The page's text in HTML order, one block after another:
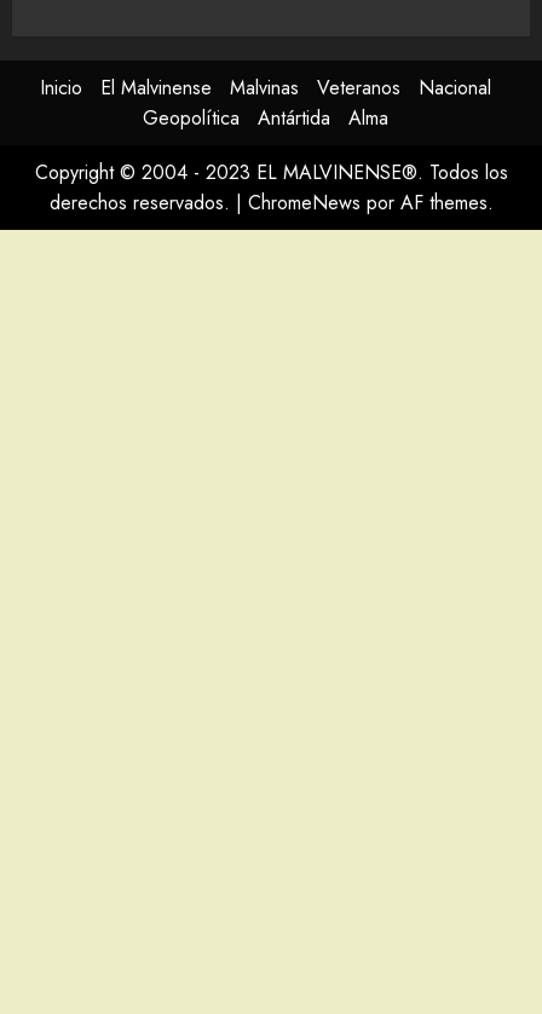
Inicio El Malvinense Malvinas Veteranos
Nacional
Geopolítica
Antártida
Alma
Copyright © 2004 - 2023 EL MALVINENSE®. Todos los
derechos reservados. | ChromeNews por AF themes.